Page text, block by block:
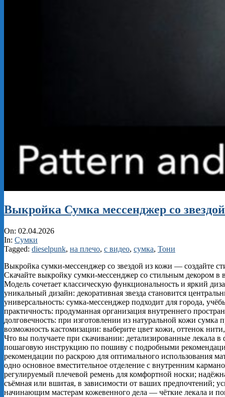
Выкройка Сумка мессенджер со
2026-
04-
02
On: 02.04.2026
In: Сумки
Tagged: dieselpunk, на плечо, с видео, сумка, Тони
Выкройка сумки‑мессенджер со звездой из кожи — создайте
Скачайте выкройку сумки‑мессенджер со стильным декором
Модель сочетает классическую функциональность и яркий
уникальный дизайн: декоративная звезда становится
универсальность: сумка‑мессенджер подходит для города,
практичность: продуманная организация внутреннего
долговечность: при изготовлении из натуральной кожи
возможность кастомизации: выберите цвет кожи, оттенок
Что вы получаете при скачивании: детализированные лекала
пошаговую инструкцию по пошиву с подробными
рекомендации по раскрою для оптимального использования
одно основное вместительное отделение с внутренним
регулируемый плечевой ремень для комфортной носки;
съёмная или вшитая, в зависимости от ваших предпочтений;
начинающим мастерам кожевенного дела — чёткие лекала и